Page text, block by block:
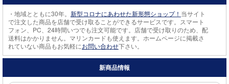
・地域とともに30年。 新型コロナにあわせた新形態ショップ！ 当サイト
で注文した商品を店舗で受け取ることができるサービスです。スマート
フォン、PC、24時間いつでも注文可能です。店舗で受け取りのため、配
送料はかかりません。マリンカードも使えます。ホームページに掲載さ
れていない商品もお気軽にお問い合わせ下さい。
新商品情報